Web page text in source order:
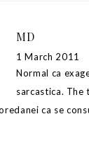
MD
1 March 2011
Normal ca
sarcastica. The
ca se